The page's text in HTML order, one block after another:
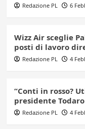
Redazione PL 6
Wizz Air sceglie
posti di lavoro
Redazione PL 4
“Conti in rosso?
presidente
Redazione PL 4